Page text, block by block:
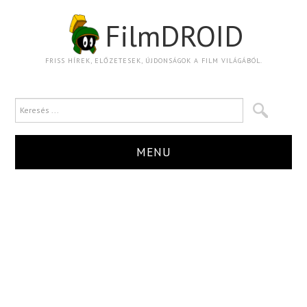
FilmDROID
FRISS HÍREK, ELŐZETESEK, ÚJDONSÁGOK A FILM VILÁGÁBÓL.
MENU